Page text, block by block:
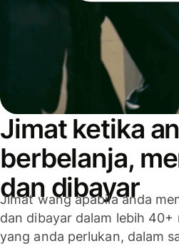
Jimat ketika
berbelanja,
dan dibayar
Jimat wang apabila anda
dan dibayar dalam lebih 40+
yang anda perlukan, dalam